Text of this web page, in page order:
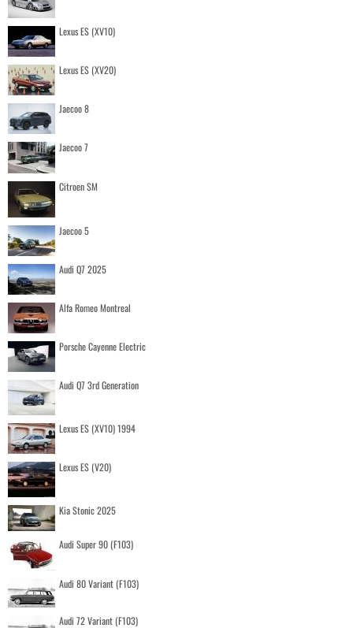
Lexus ES (XV10)
Lexus ES (XV20)
Jaecoo 8
Jaecoo 7
Citroen SM
Jaecoo 5
Audi Q7 2025
Alfa Romeo Montreal
Porsche Cayenne Electric
Audi Q7 3rd Generation
Lexus ES (XV10) 1994
Lexus ES (V20)
Kia Stonic 2025
Audi Super 90 (F103)
Audi 80 Variant (F103)
Audi 72 Variant (F103)